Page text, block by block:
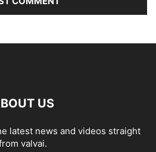
US
latest news and videos straight
valvai.